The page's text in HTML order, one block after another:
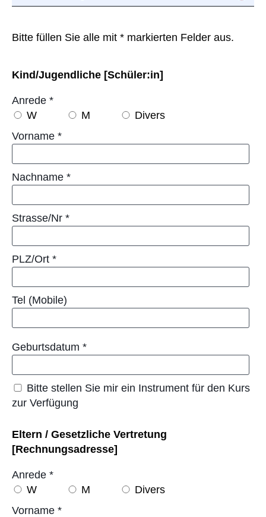
Bitte füllen Sie alle mit * markierten Felder aus.
Kind/Jugendliche [Schüler:in]
Anrede *
W
M
Divers
Vorname *
Nachname *
Strasse/Nr *
PLZ/Ort *
Tel (Mobile)
Geburtsdatum *
Bitte stellen Sie mir ein Instrument für den Kurs
zur Verfügung
Eltern / Gesetzliche Vertretung
[Rechnungsadresse]
Anrede *
W
M
Divers
Vorname *